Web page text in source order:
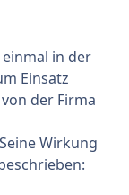
in der
Einsatz
der Firma
Wirkung